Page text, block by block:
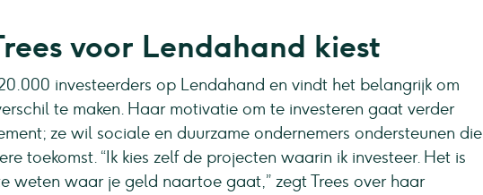
voor Lendahand kiest
investeerders op Lendahand en vindt het belangrijk om
te maken. Haar motivatie om te investeren gaat verder
ze wil sociale en duurzame ondernemers ondersteunen die
toekomst. “Ik kies zelf de projecten waarin ik investeer. Het is
weten waar je geld naartoe gaat,” zegt Trees over haar